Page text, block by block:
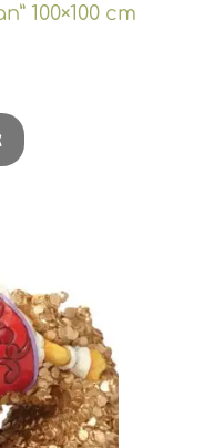
100×100 cm